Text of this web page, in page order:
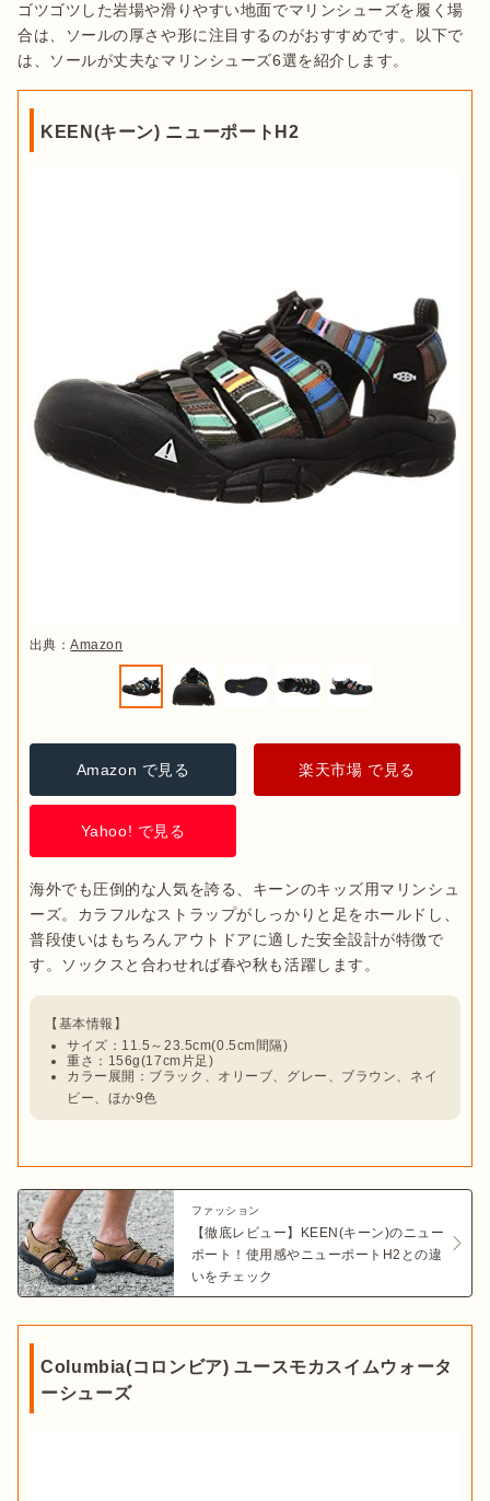
ゴツゴツした岩場や滑りやすい地面でマリンシューズを履く場
合は、ソールの厚さや形に注目するのがおすすめです。以下で
は、ソールが丈夫なマリンシューズ6選を紹介します。
KEEN(キーン) ニューポートH2
出典：Amazon
Amazon で見る 楽天市場 で見る
Yahoo! で見る
海外でも圧倒的な人気を誇る、キーンのキッズ用マリンシュ
ーズ。カラフルなストラップがしっかりと足をホールドし、
普段使いはもちろんアウトドアに適した安全設計が特徴で
サイズ：11.5～23.5cm(0.5cm間隔)
重さ：156g(17cm片足)
カラー展開：ブラック、オリーブ、グレー、ブラウン、ネイ
ビー、ほか9色
ファッション
【徹底レビュー】KEEN(キーン)のニュー
ポート！使用感やニューポートH2との違
いをチェック
Columbia(コロンビア) ユースモカスイムウォータ
ーシューズ